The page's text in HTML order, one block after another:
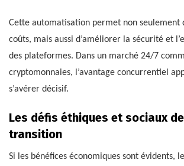
Cette automatisation permet non seulement
coûts, mais aussi d’améliorer la sécurité et
des plateformes. Dans un marché 24/7
cryptomonnaies, l’avantage concurrentiel
s’avérer décisif.
Les défis éthiques et sociaux
transition
Si les bénéfices économiques sont évidents,